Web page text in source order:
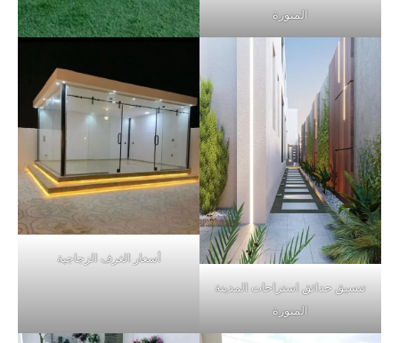
المنورة
تنسيق حدائق استراحات المدينة
المنورة
أسعار الغرف الزجاجية